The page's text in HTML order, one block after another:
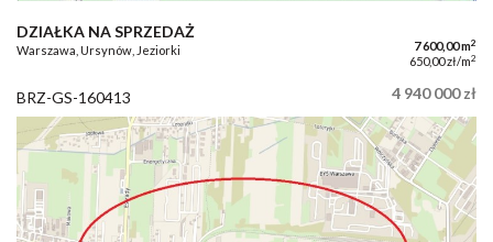
DZIAŁKA NA SPRZEDAŻ
Warszawa, Ursynów, Jeziorki 7 600,00 m2
650,00 zł/m2
BRZ-GS-160413 4 940 000 zł